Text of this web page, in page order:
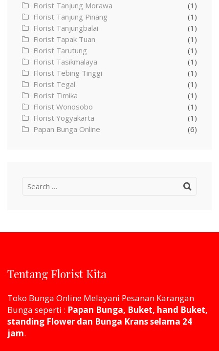
Florist Tanjung Morawa
(1)
Florist Tanjung Pinang
(1)
Florist Tanjungbalai
(1)
Florist Tapak Tuan
(1)
Florist Tarutung
(1)
Florist Tasikmalaya
(1)
Florist Tebing Tinggi
(1)
Florist Tegal
(1)
Florist Timika
(1)
Florist Wonosobo
(1)
Florist Yogyakarta
(1)
Papan Bunga Online
(6)
Search
Tentang Florist Kita
Toko Bunga Online Melayani Pesanan Karangan
Bunga seperti : Papan Bunga, Buket, hand Buket,
standing Flower dan Bunga Krans selama 24
jam.